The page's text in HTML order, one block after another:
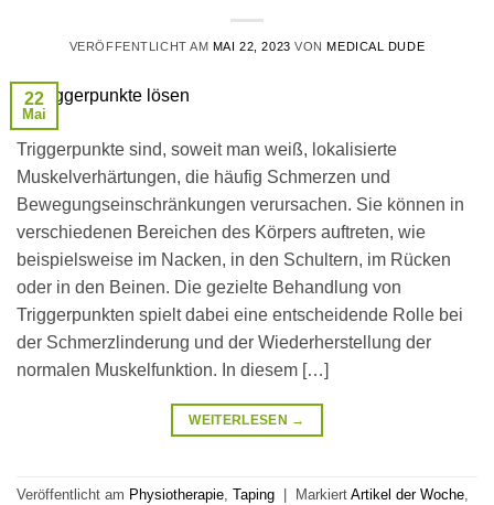
VERÖFFENTLICHT AM MAI 22, 2023 VONMEDICAL DUDE
22
Mai
Triggerpunkte sind, soweit man weiß, lokalisierte
Muskelverhärtungen, die häufig Schmerzen und
Bewegungseinschränkungen verursachen. Sie können in
verschiedenen Bereichen des Körpers auftreten, wie
beispielsweise im Nacken, in den Schultern, im Rücken
oder in den Beinen. Die gezielte Behandlung von
Triggerpunkten spielt dabei eine entscheidende Rolle bei
der Schmerzlinderung und der Wiederherstellung der
normalen Muskelfunktion. In diesem […]
WEITERLESEN →
Veröffentlicht am Physiotherapie, Taping Markiert Artikel der Woche,